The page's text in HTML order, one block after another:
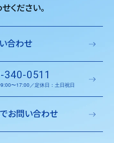
ください。
合わせ
340-0511
〜17:00／定休日：土日祝日
お問い合わせ